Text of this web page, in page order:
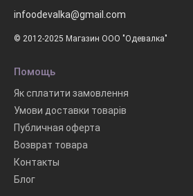
infoodevalka@gmail.com
© 2012-2025 Магазин ООО "Одевалка"
Помощь
Як сплатити замовлення
Умови доставки товарів
Публичная оферта
Возврат товара
Контакты
Блог